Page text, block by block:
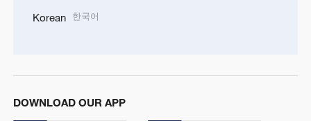
Korean 한국어
DOWNLOAD OUR APP